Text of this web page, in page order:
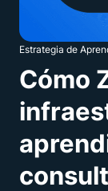
Estrategia de
Cómo